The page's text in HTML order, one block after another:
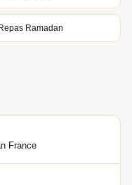
Repas Ramadan
France